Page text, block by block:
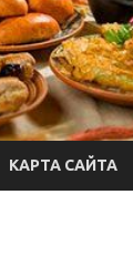
КАРТА САЙТА